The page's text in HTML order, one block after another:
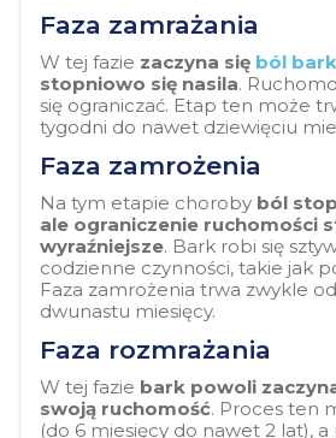
Faza zamrażania
W tej fazie zaczyna się ból
stopniowo się nasila.
się ograniczać. Etap ten może
tygodni do nawet dziewięciu
Faza zamrożenia
Na tym etapie choroby ból
ale ograniczenie ruchomości
wyraźniejsze. Bark robi się
codzienne czynności, takie jak
Faza zamrożenia trwa zwykle
dwunastu miesięcy.
Faza rozmrażania
W tej fazie bark powoli
swoją ruchomość. Proces ten
(do 6 miesięcy do nawet 2 lat), a